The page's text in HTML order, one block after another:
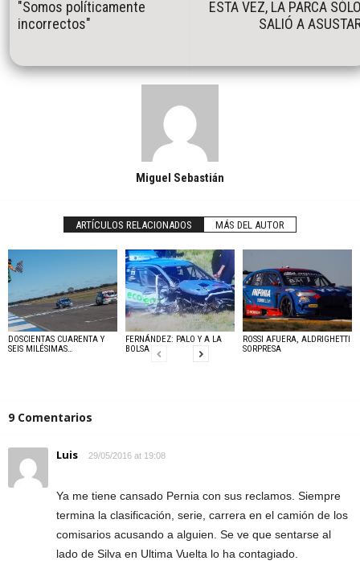
"Somos políticamente
incorrectos"
ESTA VEZ, LA PARCA
SALIÓ A
Miguel Sebastián
ARTÍCULOS RELACIONADOS MÁS DEL AUTOR
DOSCIENTAS CUARENTA Y
SEIS MILÉSIMAS…
FERNÁNDEZ: PALO Y A LA
BOLSA
ROSSI AFUERA, ALDRIGHETTI
SORPRESA
9 Comentarios
Luis 29/05/2016 at 19:08
Ya me tiene cansado Pernia con sus reclamos. Siempre
termina la clasificación, serie, carrera en el camión de los
comisarios acusando a alguien. Se ve que sentarse al
lado de Silva en Ultima Vuelta lo ha contagiado.